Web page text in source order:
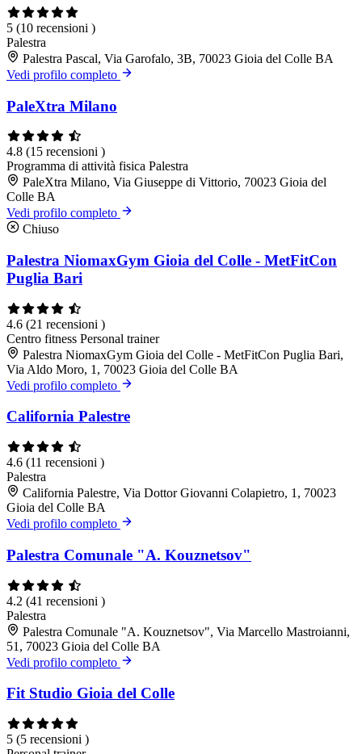
5 (10 recensioni )
Palestra
Palestra Pascal, Via Garofalo, 3B, 70023 Gioia del Colle BA
Vedi profilo completo
PaleXtra Milano
4.8 (15 recensioni )
Programma di attività fisica Palestra
PaleXtra Milano, Via Giuseppe di Vittorio, 70023 Gioia del
Colle BA
Vedi profilo completo
Chiuso
Palestra NiomaxGym Gioia del Colle - MetFitCon
Puglia Bari
4.6 (21 recensioni )
Centro fitness Personal trainer
Palestra NiomaxGym Gioia del Colle - MetFitCon Puglia Bari,
Via Aldo Moro, 1, 70023 Gioia del Colle BA
Vedi profilo completo
California Palestre
4.6 (11 recensioni )
Palestra
California Palestre, Via Dottor Giovanni Colapietro, 1, 70023
Gioia del Colle BA
Vedi profilo completo
Palestra Comunale "A. Kouznetsov"
4.2 (41 recensioni )
Palestra
Palestra Comunale "A. Kouznetsov", Via Marcello Mastroianni,
51, 70023 Gioia del Colle BA
Vedi profilo completo
Fit Studio Gioia del Colle
5 (5 recensioni )